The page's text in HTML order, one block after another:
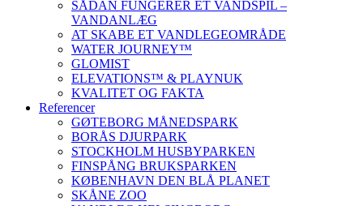
SÅDAN FUNGERER ET VANDSPIL –
VANDANLÆG
AT SKABE ET VANDLEGEOMRÅDE
WATER JOURNEY™
GLOMIST
ELEVATIONS™ & PLAYNUK
KVALITET OG FAKTA
Referencer
GØTEBORG MÅNEDSPARK
BORÅS DJURPARK
STOCKHOLM HUSBYPARKEN
FINSPÅNG BRUKSPARKEN
KØBENHAVN DEN BLÅ PLANET
SKÅNE ZOO